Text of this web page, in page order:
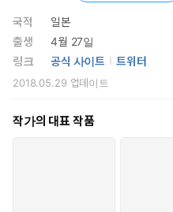
국적
일본
출생
4월 27일
링크
공식 사이트 트위터
2018.05.29 업데이트
작가의 대표 작품